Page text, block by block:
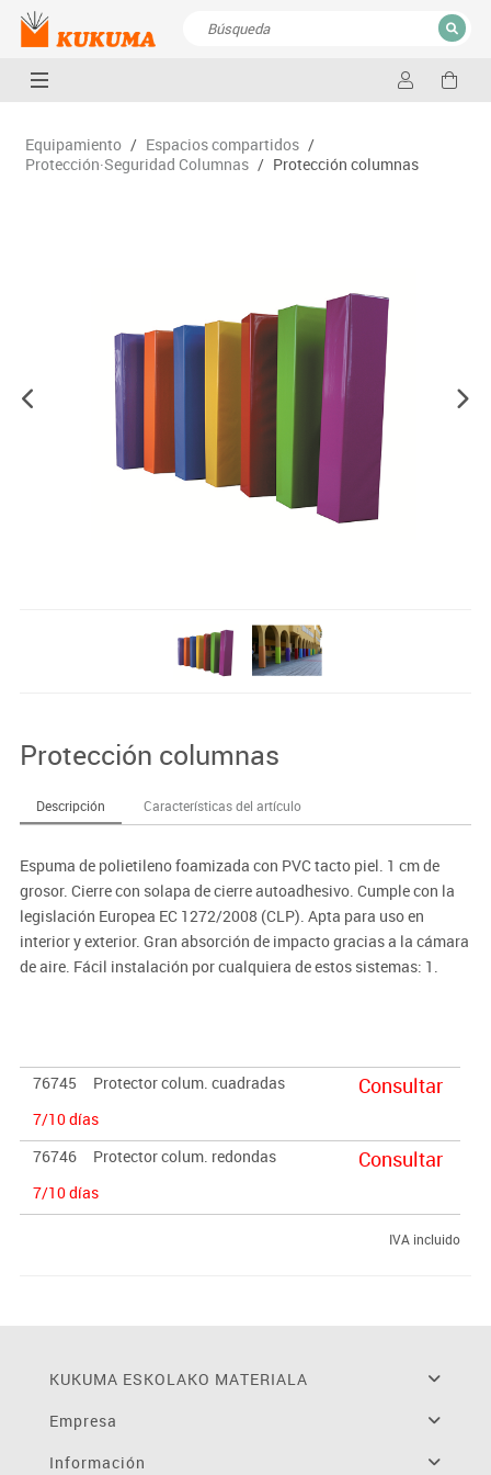
CERRAR
Equipamiento / Espacios compartidos /
Protección·Seguridad Columnas / Protección columnas
Protección columnas
Descripción Características del artículo
Espuma de polietileno foamizada con PVC tacto piel. 1 cm de
grosor. Cierre con solapa de cierre autoadhesivo. Cumple con la
legislación Europea EC 1272/2008 (CLP). Apta para uso en
interior y exterior. Gran absorción de impacto gracias a la cámara
de aire. Fácil instalación por cualquiera de estos sistemas: 1.
76745
Protector colum. cuadradas
7/10 días
Consultar
76746
Protector colum. redondas
7/10 días
Consultar
IVA incluido
KUKUMA ESKOLAKO MATERIALA
Empresa
Información